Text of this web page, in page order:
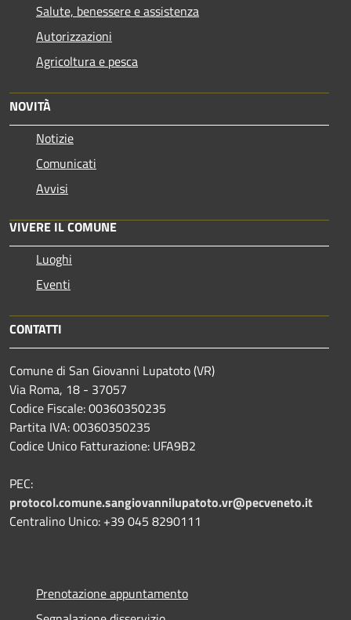
Salute, benessere e assistenza
Autorizzazioni
Agricoltura e pesca
NOVITÀ
Notizie
Comunicati
Avvisi
VIVERE IL COMUNE
Luoghi
Eventi
CONTATTI
Comune di San Giovanni Lupatoto (VR)
Via Roma, 18 - 37057
Codice Fiscale: 00360350235
Partita IVA: 00360350235
Codice Unico Fatturazione: UFA9B2
PEC:
protocol.comune.sangiovannilupatoto.vr@pecveneto.it
Centralino Unico: +39 045 8290111
Prenotazione appuntamento